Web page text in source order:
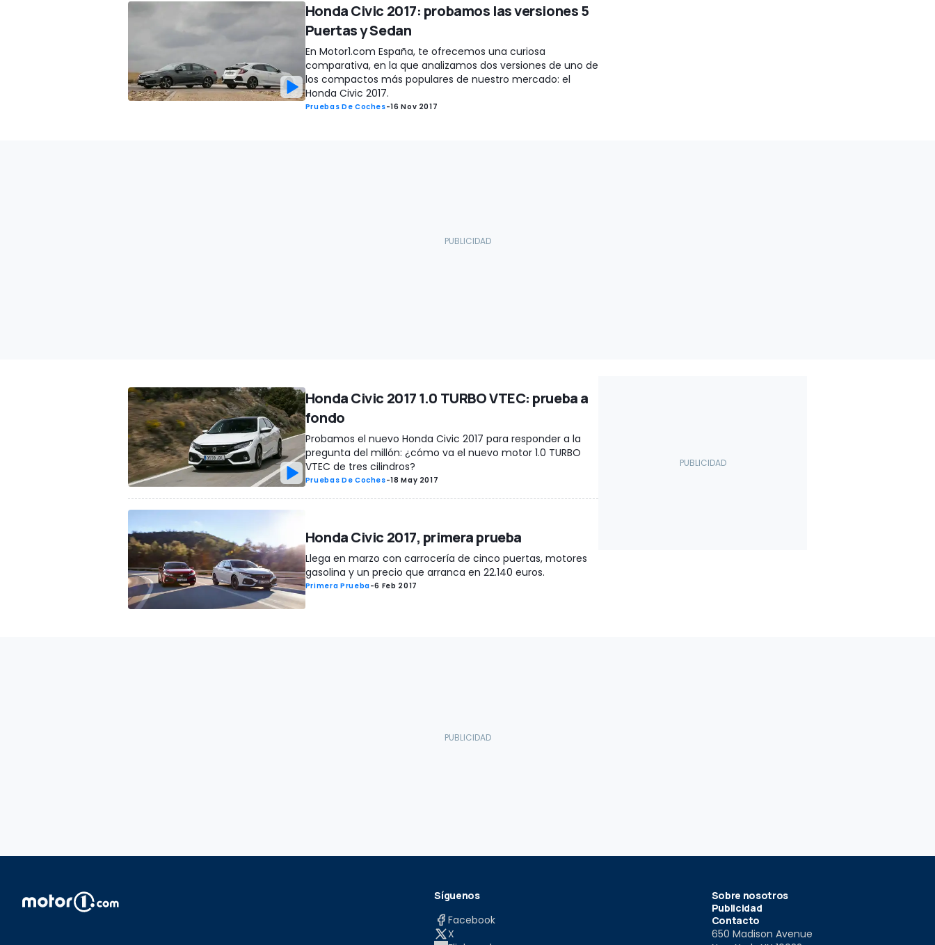
Honda Civic 2017: probamos las versiones 5
Puertas y Sedan
En Motor1.com España, te ofrecemos una curiosa
comparativa, en la que analizamos dos versiones de uno de
los compactos más populares de nuestro mercado: el
Honda Civic 2017.
Pruebas De Coches-16 Nov 2017
Honda Civic 2017 1.0 TURBO VTEC: prueba a
fondo
Probamos el nuevo Honda Civic 2017 para responder a la
pregunta del millón: ¿cómo va el nuevo motor 1.0 TURBO
VTEC de tres cilindros?
Pruebas De Coches-18 May 2017
Honda Civic 2017, primera prueba
Llega en marzo con carrocería de cinco puertas, motores
gasolina y un precio que arranca en 22.140 euros.
Primera Prueba-6 Feb 2017
Síguenos
Facebook
X
Sobre nosotros
Publicidad
Contacto
650 Madison Avenue